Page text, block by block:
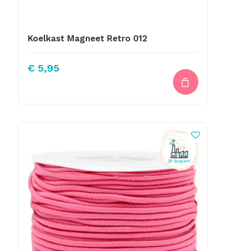
Koelkast Magneet Retro 012
€ 5,95